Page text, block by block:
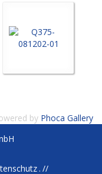
by Phoca Gallery
//